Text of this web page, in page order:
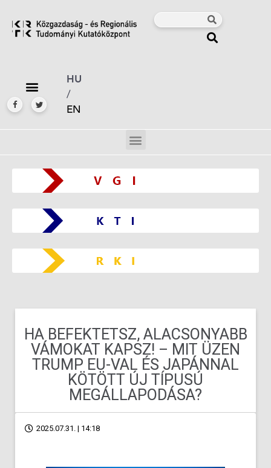
HU
/
EN
HA BEFEKTETSZ, ALACSONYABB
VÁMOKAT KAPSZ! – MIT ÜZEN
TRUMP EU-VAL ÉS JAPÁNNAL
KÖTÖTT ÚJ TÍPUSÚ
MEGÁLLAPODÁSA?
2025.07.31. | 14:18